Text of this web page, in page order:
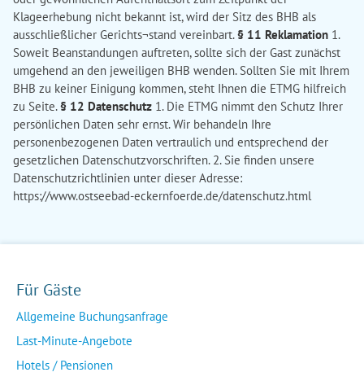
Klageerhebung nicht bekannt ist, wird der Sitz des BHB als
ausschließlicher Gerichts¬stand vereinbart.§ 11 Reklamation 1.
Soweit Beanstandungen auftreten, sollte sich der Gast zunächst
umgehend an den jeweiligen BHB wenden. Sollten Sie mit Ihrem
BHB zu keiner Einigung kommen, steht Ihnen die ETMG hilfreich
zu Seite.§ 12 Datenschutz 1. Die ETMG nimmt den Schutz Ihrer
persönlichen Daten sehr ernst. Wir behandeln Ihre
personenbezogenen Daten vertraulich und entsprechend der
gesetzlichen Datenschutzvorschriften. 2. Sie finden unsere
Datenschutzrichtlinien unter dieser Adresse:
https://www.ostseebad-eckernfoerde.de/datenschutz.html
Für Gäste
Allgemeine Buchungsanfrage
Last-Minute-Angebote
Hotels / Pensionen